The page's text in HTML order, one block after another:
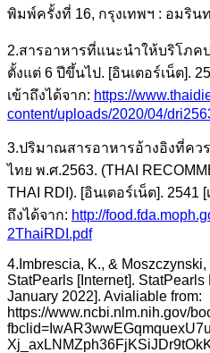
พิมพ์ครั้งที่ 16, กรุงเทพฯ : อมริน
2.สารอาหารที่แนะนําให้บริโภค
ตั้งแต่ 6 ปีขึ้นไป. [อินเตอร์เน็ต].
เข้าถึงได้จาก: https://
content/uploads/2020/04/
3.ปริมาณสารอาหารอ้างอิงที่คว
ไทย พ.ศ.2563. (THAI
THAI RDI). [อินเตอร์เน็ต]. 2541
ถึงได้จาก: http://
2ThaiRDI.pdf
4.Imbrescia, K., &
StatPearls [Internet].
January 2022]. Avialiable from:
https://www.ncbi.nlm.nih.gov/